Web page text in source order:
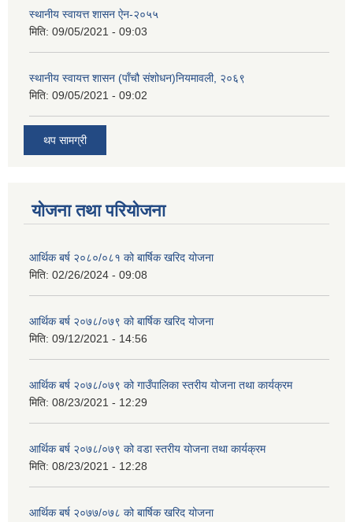
स्थानीय स्वायत्त शासन ए‍ेन-२०५५
मिति: 09/05/2021 - 09:03
स्थानीय स्वायत्त शासन (पाँचौ संशोधन)नियमावली, २०६९
मिति: 09/05/2021 - 09:02
थप सामग्री
योजना तथा परियोजना
आर्थिक बर्ष २०८०/०८१ को बार्षिक खरिद योजना
मिति: 02/26/2024 - 09:08
आर्थिक बर्ष २०७८/०७९ को बार्षिक खरिद योजना
मिति: 09/12/2021 - 14:56
आर्थिक बर्ष २०७८/०७९ को गाउँपालिका स्तरीय योजना तथा कार्यक्रम
मिति: 08/23/2021 - 12:29
आर्थिक बर्ष २०७८/०७९ को वडा स्तरीय योजना तथा कार्यक्रम
मिति: 08/23/2021 - 12:28
आर्थिक बर्ष २०७७/०७८ को बार्षिक खरिद योजना